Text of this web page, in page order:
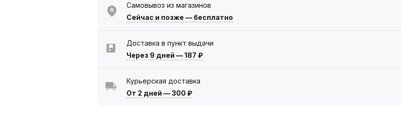
Самовывоз из магазинов
Сейчас и позже — бесплатно
Доставка в пункт выдачи
Через 9 дней —187 ₽
Курьерская доставка
От 2 дней —300 ₽